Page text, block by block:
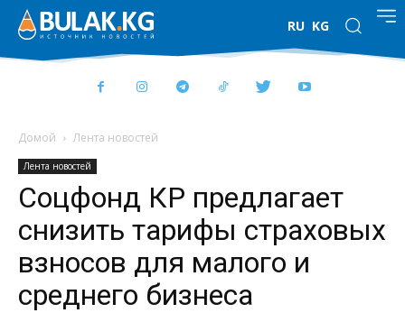
RU KG
Домой Лента новостей
Лента новостей
Соцфонд КР предлагает
снизить тарифы страховых
взносов для малого и
среднего бизнеса